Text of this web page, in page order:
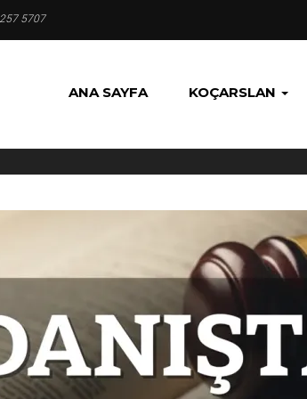
5707
ANA SAYFA KOÇARSLAN